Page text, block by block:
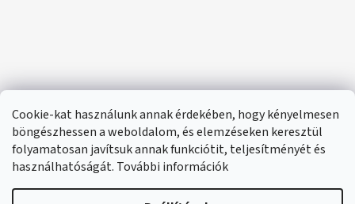
Cookie-kat használunk annak érdekében, hogy kényelmesen
böngészhessen a weboldalom, és elemzéseken keresztül
folyamatosan javítsuk annak funkciótit, teljesítményét és
használhatóságát. További információk